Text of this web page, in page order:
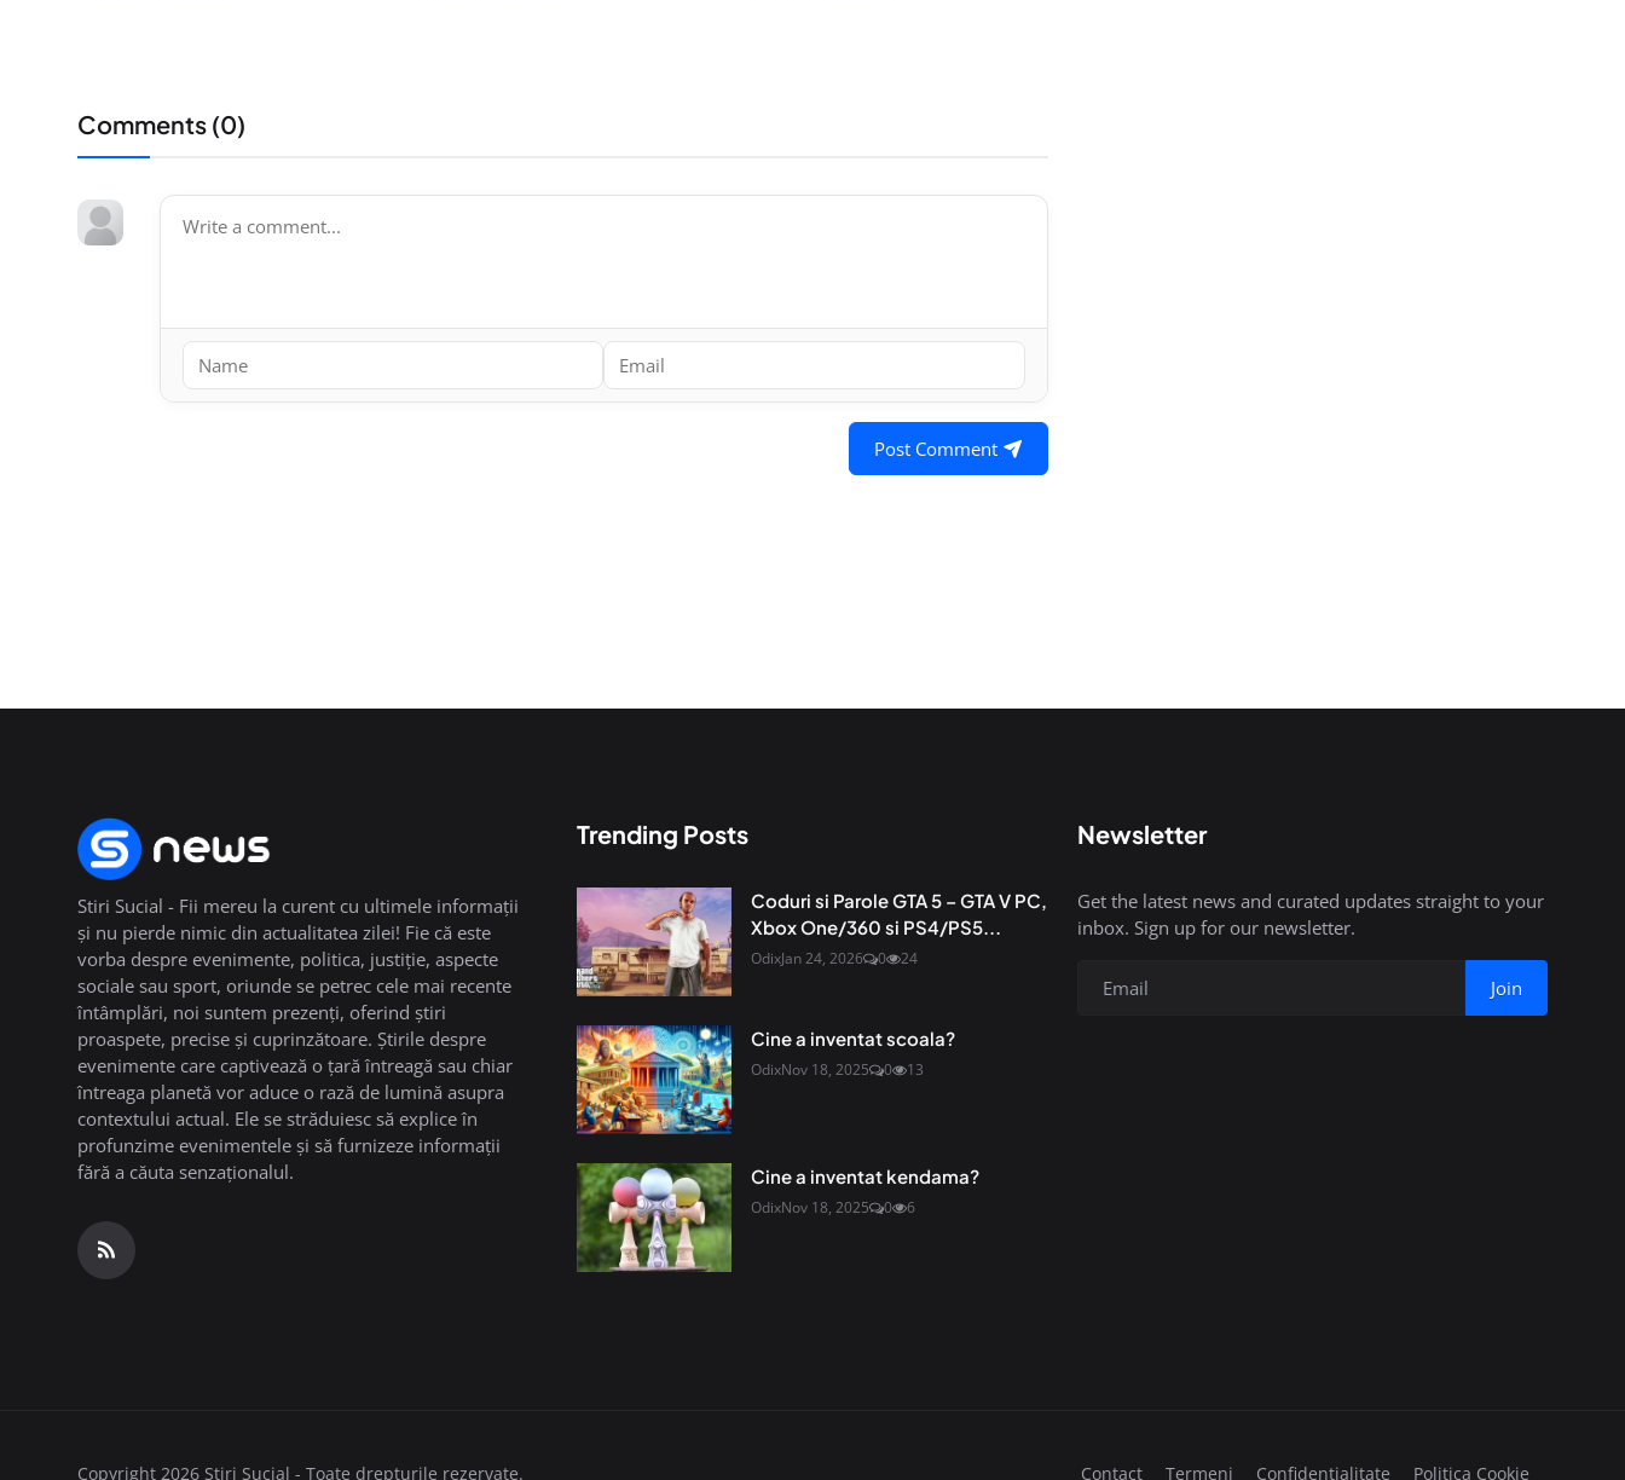
Comments (0)
Post Comment
Stiri Sucial - Fii mereu la curent cu ultimele informații
și nu pierde nimic din actualitatea zilei! Fie că este
vorba despre evenimente, politica, justiție, aspecte
sociale sau sport, oriunde se petrec cele mai recente
întâmplări, noi suntem prezenți, oferind știri
proaspete, precise și cuprinzătoare. Știrile despre
evenimente care captivează o țară întreagă sau chiar
întreaga planetă vor aduce o rază de lumină asupra
contextului actual. Ele se străduiesc să explice în
profunzime evenimentele și să furnizeze informații
fără a căuta senzaționalul.
Trending Posts
Coduri si Parole GTA 5 – GTA V PC,
Xbox One/360 si PS4/PS5...
OdixJan 24, 2026 0 24
Cine a inventat scoala?
OdixNov 18, 2025 0 13
Cine a inventat kendama?
OdixNov 18, 2025 0 6
Newsletter
Get the latest news and curated updates straight to your
inbox. Sign up for our newsletter.
Join
Copyright 2026 Stiri Sucial - Toate drepturile rezervate. Contact Termeni Confidențialitate Politica Cookie